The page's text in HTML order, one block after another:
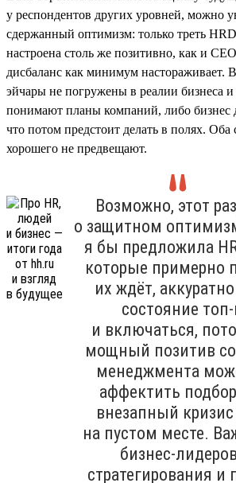
у респондентов других уровней, можно
сдержанный оптимизм: только треть
настроена столь же позитивно, как и
дисбаланс как минимум настораживает.
эйчары не погружены в реалии бизнеса и
понимают планы компаний, либо бизнес
что потом предстоит делать в полях. Оба
хорошего не предвещают.
Возможно, этот
о защитном
я бы предложила
которые примерно
их ждёт,
состояние
и включаться,
мощный позитив
менеджмента
аффектить
внезапный
на пустом месте.
бизнес-
стратегирования и